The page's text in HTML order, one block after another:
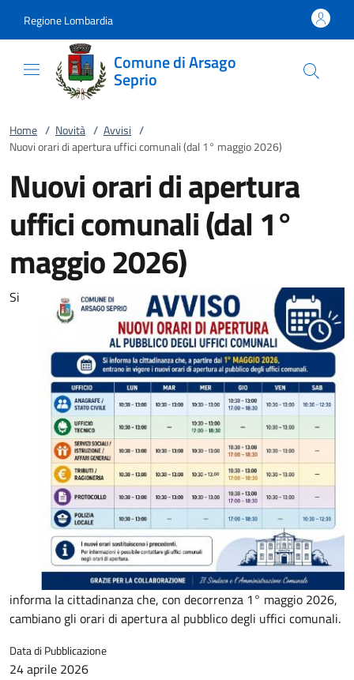
Regione Lombardia
Comune di Arsago
Seprio
Home / Novità / Avvisi /
Nuovi orari di apertura uffici comunali (dal 1° maggio 2026)
Nuovi orari di apertura
uffici comunali (dal 1°
maggio 2026)
Si
informa la cittadinanza che, con decorrenza 1° maggio 2026,
cambiano gli orari di apertura al pubblico degli uffici comunali.
Data di Pubblicazione
24 aprile 2026